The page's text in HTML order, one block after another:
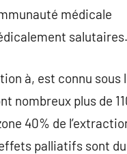
médicale
salutaires.
à, est connu sous
nombreux plus de
40% de
palliatifs sont